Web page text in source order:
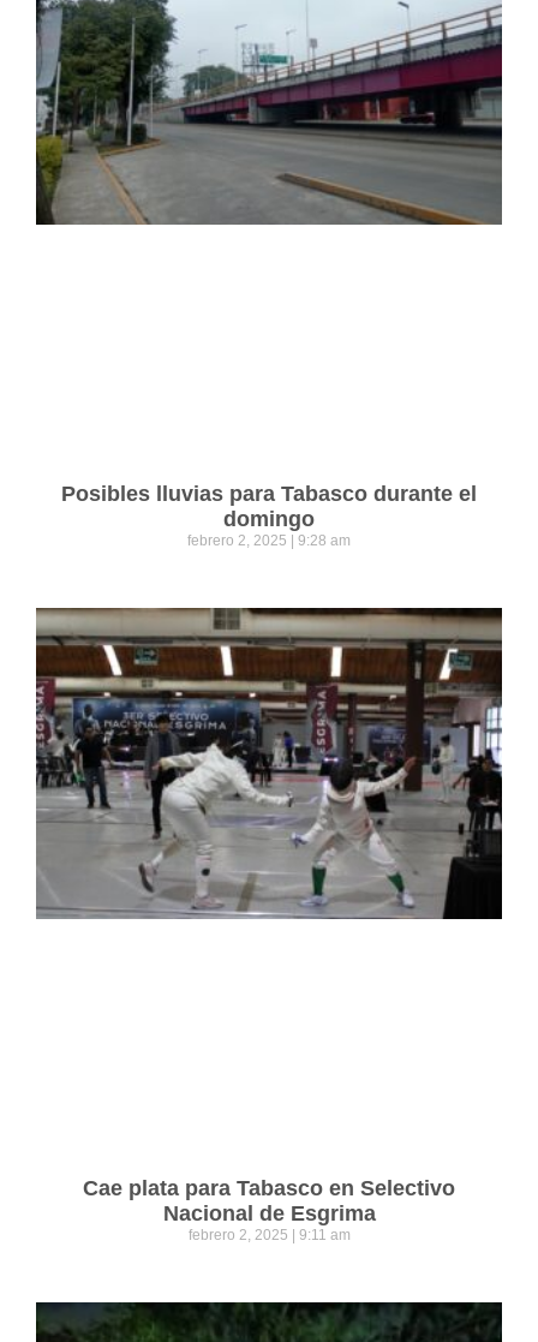
Posibles lluvias para Tabasco durante el
domingo
febrero 2, 2025 9:28 am
Cae plata para Tabasco en Selectivo
Nacional de Esgrima
febrero 2, 2025 9:11 am